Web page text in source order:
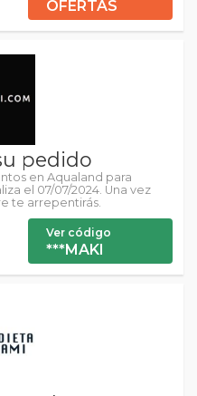
OFERTAS
pedido
en Aqualand para
el 07/07/2024. Una vez
te arrepentirás.
Ver código
***MAKI